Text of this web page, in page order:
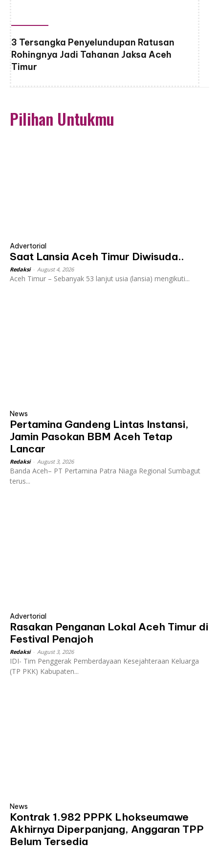
3 Tersangka Penyelundupan Ratusan
Rohingnya Jadi Tahanan Jaksa Aceh
Timur
Pilihan Untukmu
Advertorial
Saat Lansia Aceh Timur Diwisuda..
Redaksi August 4, 2026
Aceh Timur – Sebanyak 53 lanjut usia (lansia) mengikuti...
News
Pertamina Gandeng Lintas Instansi,
Jamin Pasokan BBM Aceh Tetap
Lancar
Redaksi August 3, 2026
Banda Aceh– PT Pertamina Patra Niaga Regional Sumbagut
terus...
Advertorial
Rasakan Penganan Lokal Aceh Timur di
Festival Penajoh
Redaksi August 3, 2026
IDI- Tim Penggerak Pemberdayaan Kesejahteraan Keluarga
(TP PKK) Kabupaten...
News
Kontrak 1.982 PPPK Lhokseumawe
Akhirnya Diperpanjang, Anggaran TPP
Belum Tersedia